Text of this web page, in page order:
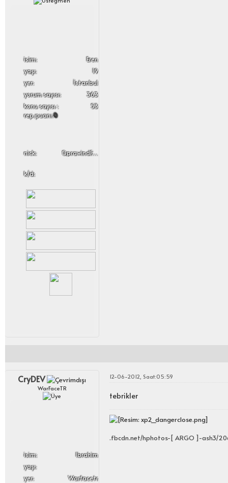
i̇sim:
Eren
yaşı:
19
yer:
İstanbul
yorum sayısı:
363
konu sayısı :
53
rep puanı:0
nick: OprawindFrue
k/d:
CryDEV
WarFaceTR
i̇sim:
Ibrahim
yaşı:
yer:
Warfacetr
12-06-2012, Saat:05:59
tebrikler
.fbcdn.net/hphotos-[ ARGO ]-ash3/